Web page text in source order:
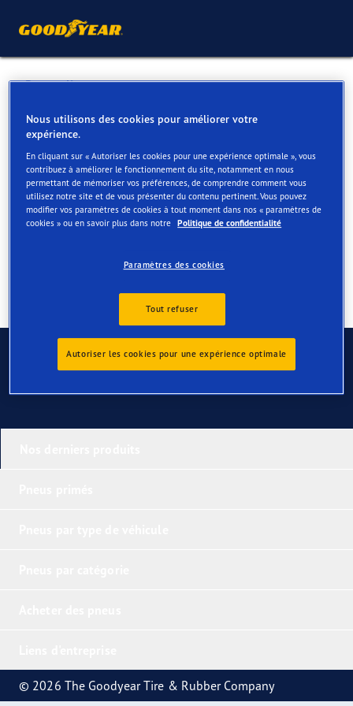
Retour liste
GARAGE MONNIER
Services disponibles en ligne et en magasin
Contact Services
Contactez-nous
© 2026 The Goodyear Tire & Rubber Company
Nous utilisons des cookies pour améliorer votre
expérience.
En cliquant sur « Autoriser les cookies pour une expérience optimale », vous
contribuez à améliorer le fonctionnement du site, notamment en nous
permettant de mémoriser vos préférences, de comprendre comment vous
utilisez notre site et de vous présenter du contenu pertinent. Vous pouvez
modifier vos paramètres de cookies à tout moment dans nos « paramètres de
cookies » ou en savoir plus dans notre Politique de confidentialité
Paramètres des cookies
Tout refuser
Autoriser les cookies pour une expérience optimale